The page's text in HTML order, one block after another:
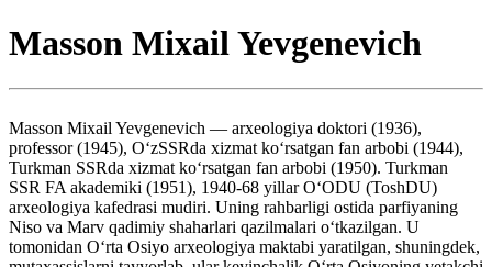
Masson Mixail Yevgenevich
Masson Mixail Yevgenevich — arxeologiya doktori (1936),
professor (1945), O‘zSSRda xizmat ko‘rsatgan fan arbobi (1944),
Turkman SSRda xizmat ko‘rsatgan fan arbobi (1950). Turkman
SSR FA akademiki (1951), 1940-68 yillar O‘ODU (ToshDU)
arxeologiya kafedrasi mudiri. Uning rahbarligi ostida parfiyaning
Niso va Marv qadimiy shaharlari qazilmalari o‘tkazilgan. U
tomonidan O‘rta Osiyo arxeologiya maktabi yaratilgan, shuningdek,